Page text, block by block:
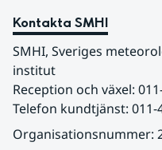
Kontakta SMHI
SMHI, Sveriges
institut
Reception och växel:
Telefon kundtjänst: 011-
Organisationsnummer: